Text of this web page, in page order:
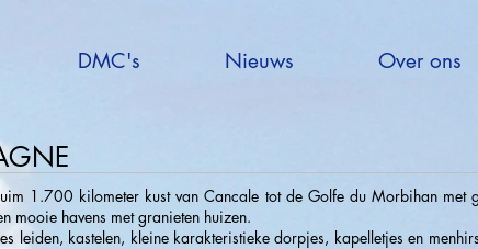
DMC's Nieuws Over ons
1.700 kilometer kust van Cancale tot de Golfe du Morbihan met
mooie havens met granieten huizen.
leiden, kastelen, kleine karakteristieke dorpjes, kapelletjes en